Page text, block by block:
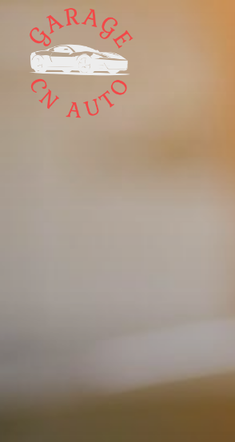
Panneau de gestion des cookies